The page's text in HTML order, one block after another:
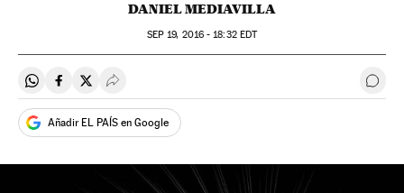
DANIEL MEDIAVILLA
SEP 19, 2016 - 18:32EDT
Compartir en Whatsapp
Compartir en Facebook
Compartir en Twitter
Desplegar Redes Sociales
Añadir EL PAÍS en Google